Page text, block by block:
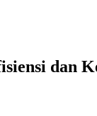
dan